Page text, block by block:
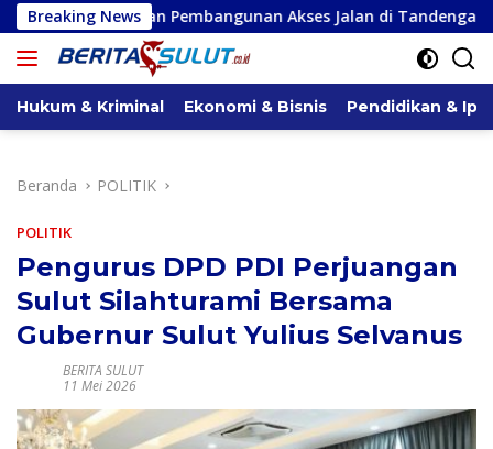
Langsung
ke
konten
Breaking NewsAkses Jalan di Tandengan I Priscilla
Hukum & Kriminal Ekonomi & Bisnis Pendidikan &
Beranda POLITIK
POLITIK
Pengurus DPD PDI Perjuangan
Sulut Silahturami Bersama
Gubernur Sulut Yulius Selvanus
BERITA SULUT
11 Mei 2026